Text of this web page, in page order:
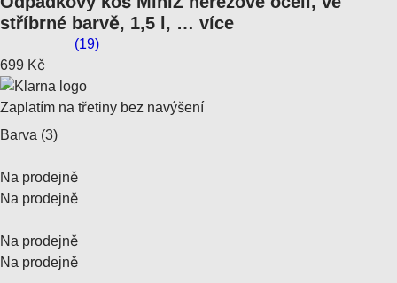
stříbrné barvě, 1,5 l , … více
(19)
699 Kč
Zaplatím na třetiny bez navýšení
Barva (3)
Na prodejně
Na prodejně
Na prodejně
Na prodejně